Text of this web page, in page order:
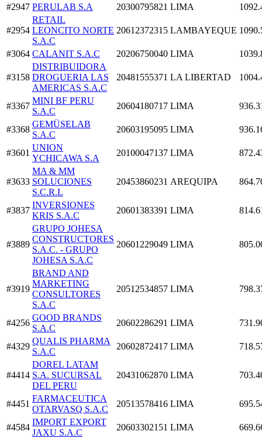
#2947 PERULAB S.A 20300795821 LIMA
#2954
RETAIL
LEONCITO NORTE
S.A.C
20612372315 LAMBAYEQUE
#3064 CALANIT S.A.C 20206750040 LIMA
#3158
DISTRIBUIDORA
DROGUERIA LAS
AMERICAS S.A.C
20481555371 LA LIBERTAD
#3367
MINI BF PERU
S.A.C
20604180717 LIMA
#3368
GEMÜSELAB
S.A.C
20603195095 LIMA
#3601
UNION
YCHICAWA S.A
20100047137 LIMA
#3633
MA & MM
SOLUCIONES
S.C.R.L
20453860231 AREQUIPA
#3837
INVERSIONES
KRIS S.A.C
20601383391 LIMA
#3889
GRUPO JOHESA
CONSTRUCTORES
S.A.C. - GRUPO
JOHESA S.A.C
20601229049 LIMA
#3919
BRAND AND
MARKETING
CONSULTORES
S.A.C
20512534857 LIMA
#4256
GOOD BRANDS
S.A.C
20602286291 LIMA
#4329
QUALIS PHARMA
S.A.C
20602872417 LIMA
#4414
DOREL LATAM
S.A. SUCURSAL
DEL PERU
20431062870 LIMA
#4451
FARMACEUTICA
OTARVASQ S.A.C
20513578416 LIMA
#4584
IMPORT EXPORT
JAXU S.A.C
20603302151 LIMA